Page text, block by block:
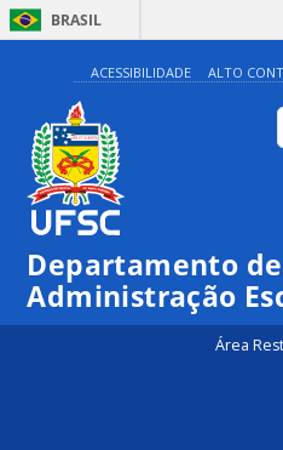
BRASIL
ACESSIBILIDADE ALTO
Departamento de
Administração
Área